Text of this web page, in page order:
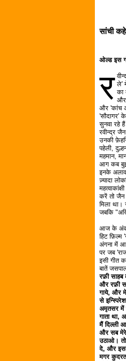
सांची
ओल्ड इस
र ले'
का
और
और 'कांच
'सौदागर'
सुनवा रहे
रवीन्द्र
उनकी
पहेली,
महमान,
आग कब
इनके
ज़्यादा
करें तो जैन
मिला था।
जबकि
आज के अंक
हिट
अंगना में
पर जब
इसी गीत
बातें
रफ़ी साहब
और रफ़ी
गाये, और
से
अमृतसर में
गाता
मैं दिल्ली
और सब मेरे
उठाओ।
दे, और
मगर कुदरत